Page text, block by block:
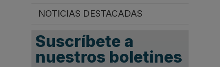
NOTICIAS DESTACADAS
Suscríbete a
nuestros boletines